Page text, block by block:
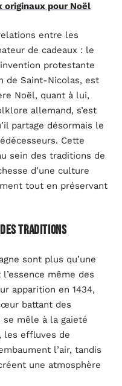
originaux pour Noël
entre les
de cadeaux : le
protestante
de Saint-Nicolas, est
Noël, quant à lui,
allemand, s’est
partage désormais le
Cette
sein des traditions de
d’une culture
tout en préservant
des traditions
sont plus qu’une
même des
apparition en 1434,
battant des
mêle à la gaieté
les effluves de
l’air, tandis
une atmosphère